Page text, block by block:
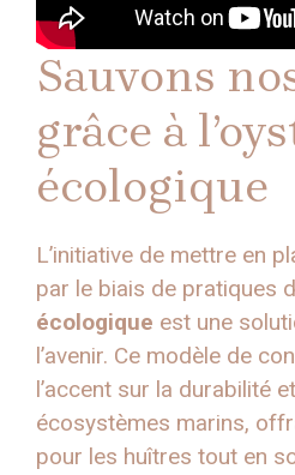
Sauvons
grâce à
écologique
L’initiative de mettre en
par le biais de pratiques
écologique est une
l’avenir. Ce modèle de
l’accent sur la durabilité
écosystèmes marins,
pour les huîtres tout en